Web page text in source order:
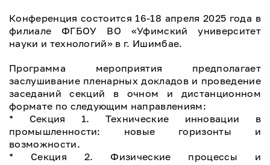
Конференция состоится 16-18 апреля 2025 года в
филиале ФГБОУ ВО «Уфимский университет
науки и технологий» в г. Ишимбае.
Программа мероприятия предполагает
заслушивание пленарных докладов и проведение
заседаний секций в очном и дистанционном
формате по следующим направлениям:
* Секция 1. Технические инновации в
промышленности: новые горизонты и
возможности.
* Секция 2. Физические процессы и